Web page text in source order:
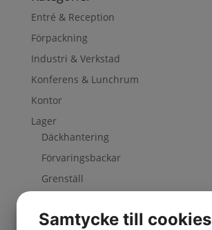
Entré & Reception
Förpackning
Industri & Verkstad
Konferens & Lunchrum
Kontor
Lager
Däckhantering
Förvaringsbackar
Grenställ
Färdiga kombinationer
Samtycke till cookies